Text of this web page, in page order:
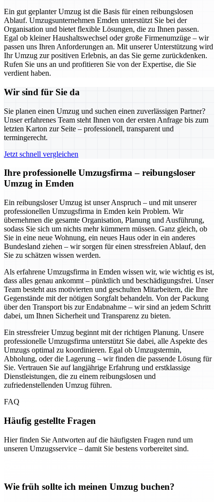
Ein gut geplanter Umzug ist die Basis für einen reibungslosen
Ablauf. Umzugsunternehmen Emden unterstützt Sie bei der
Organisation und bietet flexible Lösungen, die zu Ihnen passen.
Egal ob kleiner Haushaltswechsel oder große Firmenumzüge – wir
passen uns Ihren Anforderungen an. Mit unserer Unterstützung wird
Ihr Umzug zur positiven Erlebnis, an das Sie gerne zurückdenken.
Rufen Sie uns an und profitieren Sie von der Expertise, die Sie
verdient haben.
Wir sind für Sie da
Sie planen einen Umzug und suchen einen zuverlässigen Partner?
Unser erfahrenes Team steht Ihnen von der ersten Anfrage bis zum
letzten Karton zur Seite – professionell, transparent und
termingerecht.
Jetzt schnell vergleichen
Ihre professionelle Umzugsfirma – reibungsloser
Umzug in Emden
Ein reibungsloser Umzug ist unser Anspruch – und mit unserer
professionellen Umzugsfirma in Emden kein Problem. Wir
übernehmen die gesamte Organisation, Planung und Ausführung,
sodass Sie sich um nichts mehr kümmern müssen. Ganz gleich, ob
Sie in eine neue Wohnung, ein neues Haus oder in ein anderes
Bundesland ziehen – wir sorgen für einen stressfreien Ablauf, den
Sie zu schätzen wissen werden.
Als erfahrene Umzugsfirma in Emden wissen wir, wie wichtig es ist,
dass alles genau ankommt – pünktlich und beschädigungsfrei. Unser
Team besteht aus motivierten und geschulten Mitarbeitern, die Ihre
Gegenstände mit der nötigen Sorgfalt behandeln. Von der Packung
über den Transport bis zur Endabnahme – wir sind an jedem Schritt
dabei, um Ihnen Sicherheit und Transparenz zu bieten.
Ein stressfreier Umzug beginnt mit der richtigen Planung. Unsere
professionelle Umzugsfirma unterstützt Sie dabei, alle Aspekte des
Umzugs optimal zu koordinieren. Egal ob Umzugstermin,
Abholung, oder die Lagerung – wir finden die passende Lösung für
Sie. Vertrauen Sie auf langjährige Erfahrung und erstklassige
Dienstleistungen, die zu einem reibungslosen und
zufriedenstellenden Umzug führen.
FAQ
Häufig gestellte Fragen
Hier finden Sie Antworten auf die häufigsten Fragen rund um
unseren Umzugsservice – damit Sie bestens vorbereitet sind.
Wie früh sollte ich meinen Umzug buchen?